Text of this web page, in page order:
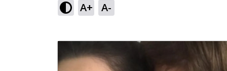
A+ A-